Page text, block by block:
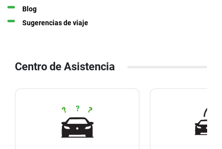
Blog
Sugerencias de viaje
Centro de Asistencia